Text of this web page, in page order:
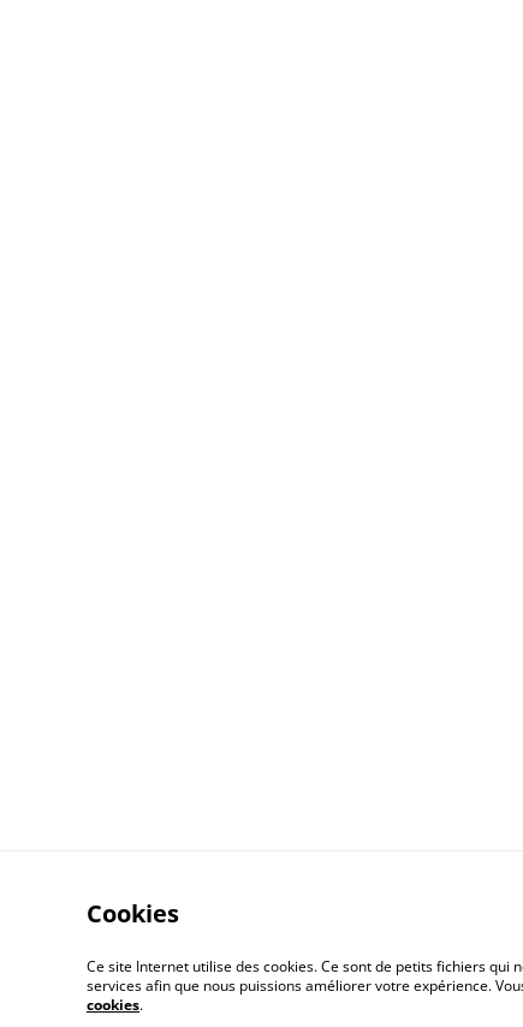
Cookies
Ce site Internet utilise des cookies. Ce sont de petits fichiers
services afin que nous puissions améliorer votre expérience.
cookies.